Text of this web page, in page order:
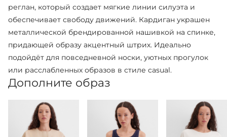
реглан, который создает мягкие линии силуэта и
обеспечивает свободу движений. Кардиган украшен
металлической брендированной нашивкой на спинке,
придающей образу акцентный штрих. Идеально
подойдёт для повседневной носки, уютных прогулок
или расслабленных образов в стиле casual.
Дополните образ